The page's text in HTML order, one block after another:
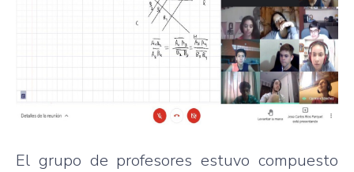
El grupo de profesores estuvo compuesto